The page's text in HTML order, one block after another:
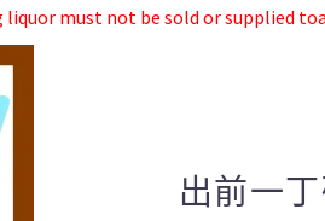
must not be sold or supplied
出前一